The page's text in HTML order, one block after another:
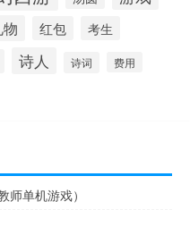
红包 考生
诗人 诗词 费用
单机游戏）